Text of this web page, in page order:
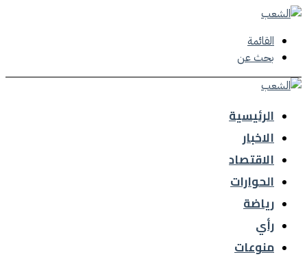
القائمة
بحث عن
الرئيسية
الاخبار
الاقتصاد
الحوارات
رياضة
رأي
منوعات